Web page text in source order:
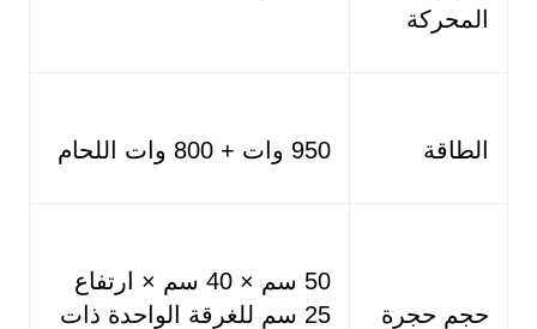
المحركة
الطاقة 950 وات + 800 وات اللحام
حجم حجرة
50 سم × 40 سم × ارتفاع
25 سم للغرقة الواحدة ذات